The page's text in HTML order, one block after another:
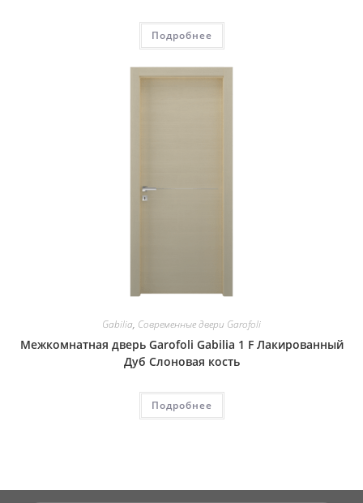
Подробнее
Gabilia, Современные двери Garofoli
Межкомнатная дверь Garofoli Gabilia 1 F Лакированный
Дуб Слоновая кость
Подробнее